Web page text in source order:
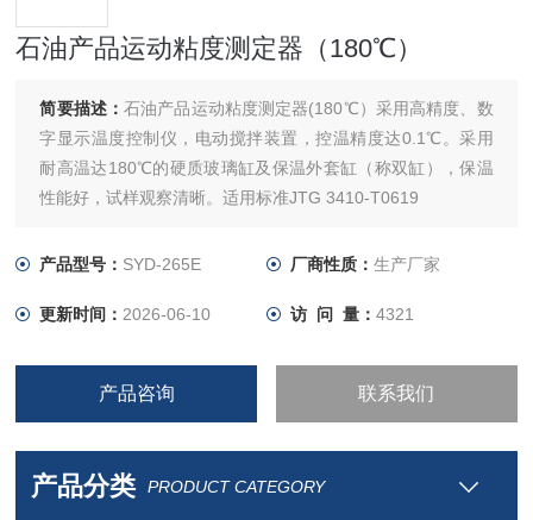
石油产品运动粘度测定器（180℃）
简要描述：石油产品运动粘度测定器(180℃）采用高精度、数
字显示温度控制仪，电动搅拌装置，控温精度达0.1℃。采用
耐高温达180℃的硬质玻璃缸及保温外套缸（称双缸），保温
性能好，试样观察清晰。适用标准JTG 3410-T0619
产品型号： SYD-265E 厂商性质： 生产厂家
更新时间： 2026-06-10 访 问 量： 4321
产品咨询 联系我们
产品分类 PRODUCT CATEGORY